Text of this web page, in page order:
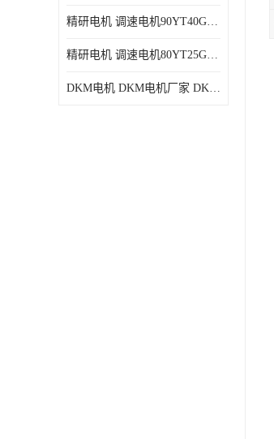
精研电机 调速电机90YT40GV22厂家现货批发价格
精研电机 调速电机80YT25GV22厂家现货批发价格
DKM电机 DKM电机厂家 DKM减速机现货批发价格